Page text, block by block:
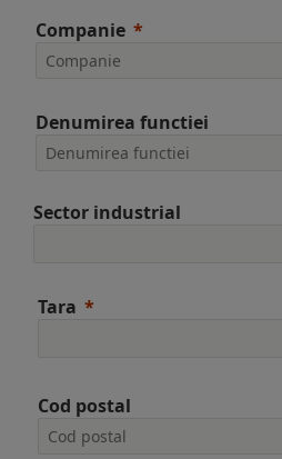
Companie
Denumirea functiei
Sector industrial
Tara
Cod postal